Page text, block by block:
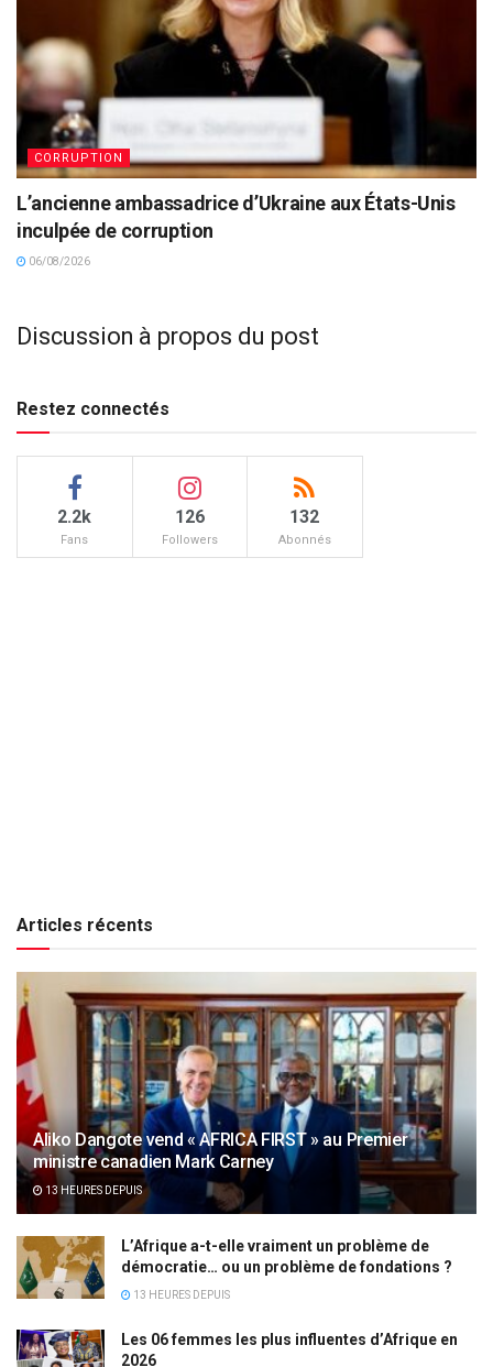
CORRUPTION
L’ancienne ambassadrice d’Ukraine aux États-Unis
inculpée de corruption
06/08/2026
Discussion à propos du post
Restez connectés
2.2k
Fans
126
Followers
132
Abonnés
Articles récents
Aliko Dangote vend « AFRICA FIRST » au Premier
ministre canadien Mark Carney
13 HEURES DEPUIS
L’Afrique a-t-elle vraiment un problème de
démocratie… ou un problème de fondations ?
13 HEURES DEPUIS
Les 06 femmes les plus influentes d’Afrique en
2026